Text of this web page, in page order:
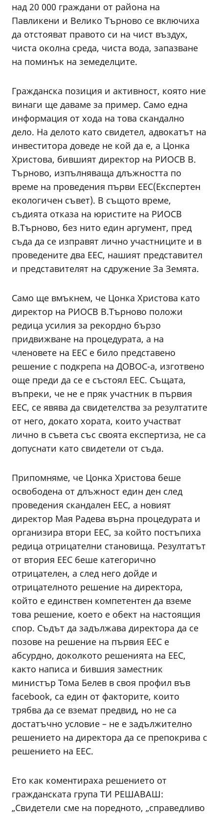
над 20 000 граждани от района на
Павликени и Велико Търново се включиха
да отстояват правото си на чист въздух,
чиста околна среда, чиста вода, запазване
на поминък на земеделците.
Гражданска позиция и активност, която ние
винаги ще даваме за пример. Само една
информация от хода на това скандално
дело. На делото като свидетел, адвокатът на
инвеститора доведе не кой да е, а Цонка
Христова, бившият директор на РИОСВ В.
Търново, изпълняваща длъжността по
време на проведения първи ЕЕС(Експертен
екологичен съвет). В същото време,
съдията отказа на юристите на РИОСВ
В.Търново, без нито един аргумент, пред
съда да се изправят лично участниците и в
проведените два ЕЕС, нашият представител
и представителят на сдружение За Земята.
Само ще вмъкнем, че Цонка Христова като
директор на РИОСВ В.Търново положи
редица усилия за рекордно бързо
придвижване на процедурата, а на
членовете на ЕЕС е било представено
решение с подкрепа на ДОВОС-а, изготвено
още преди да се е състоял ЕЕС. Същата,
въпреки, че не е пряк участник в първия
ЕЕС, се явява да свидетелства за резултатите
от него, докато хората, които участват
лично в съвета със своята експертиза, не са
допуснати като свидетели от съда.
Припомняме, че Цонка Христова беше
освободена от длъжност един ден след
проведения скандален ЕЕС, а новият
директор Мая Радева върна процедурата и
организира втори ЕЕС, за който постъпиха
редица отрицателни становища. Резултатът
от втория ЕЕС беше категорично
отрицателен, а след него дойде и
отрицателното решение на директора,
който е единствен компетентен да вземе
това решение, което е обект на настоящия
спор. Съдът да задължава директора да се
позове на решение на първия ЕЕС е
абсурдно, доколкото решенията на ЕЕС,
както написа и бившия заместник
министър Тома Белев в своя профил във
facebook, са един от факторите, които
трябва да се вземат предвид, но не са
достатъчно условие – не е задължително
решението на директора да се препокрива с
решението на ЕЕС.
Ето как коментираха решението от
гражданската група ТИ РЕШАВАШ:
„Свидетели сме на поредното, „справедливо